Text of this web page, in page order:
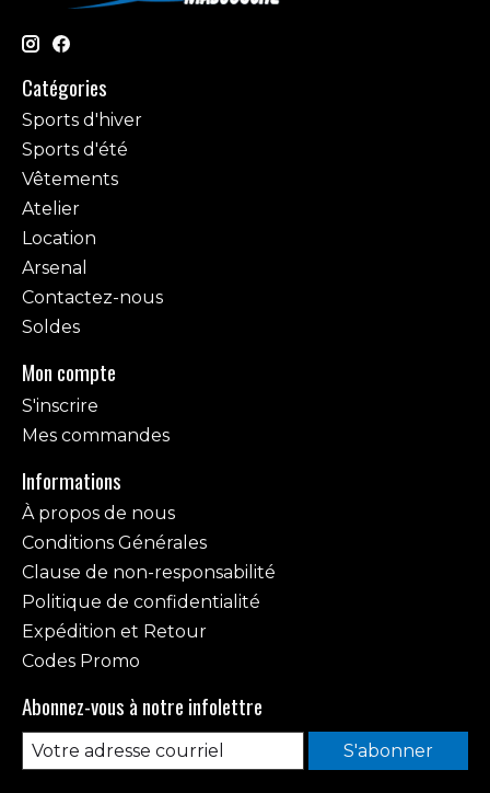
Catégories
Sports d'hiver
Sports d'été
Vêtements
Atelier
Location
Arsenal
Contactez-nous
Soldes
Mon compte
S'inscrire
Mes commandes
Informations
À propos de nous
Conditions Générales
Clause de non-responsabilité
Politique de confidentialité
Expédition et Retour
Codes Promo
Abonnez-vous à notre infolettre
S'abonner